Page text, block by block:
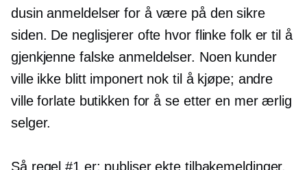
dusin anmeldelser for å være på den sikre
siden. De neglisjerer ofte hvor flinke folk er til å
gjenkjenne falske anmeldelser. Noen kunder
ville ikke blitt imponert nok til å kjøpe; andre
ville forlate butikken for å se etter en mer ærlig
selger.
Så regel #1 er: publiser ekte tilbakemeldinger.